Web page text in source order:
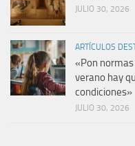
JULIO 30, 2026
ARTÍCULOS
«Pon
verano hay
condiciones»
JULIO 30, 2026